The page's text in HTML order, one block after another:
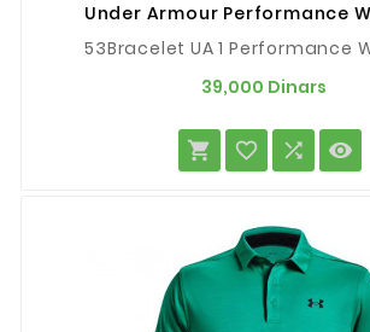
Under Armour Performance
53Bracelet UA 1 Performance
39,000 Dinars
   